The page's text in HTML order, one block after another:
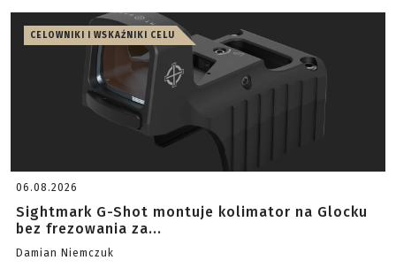
CELOWNIKI I WSKAŹNIKI CELU
06.08.2026
Sightmark G-Shot montuje kolimator na Glocku
bez frezowania za...
Damian Niemczuk